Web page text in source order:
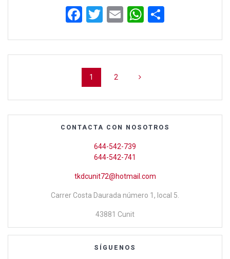
F
b
o
o
k
T E W
p
p
tir
Navegación
Página
1 Página
2
CONTACTA CON NOSOTROS
644-542-739
644-542-741
tkdcunit72@hotmail.com
Carrer Costa Daurada número 1, local 5.
43881 Cunit
SÍGUENOS